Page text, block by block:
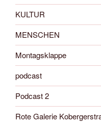
KULTUR
MENSCHEN
Montagsklappe
podcast
Podcast 2
Rote Galerie